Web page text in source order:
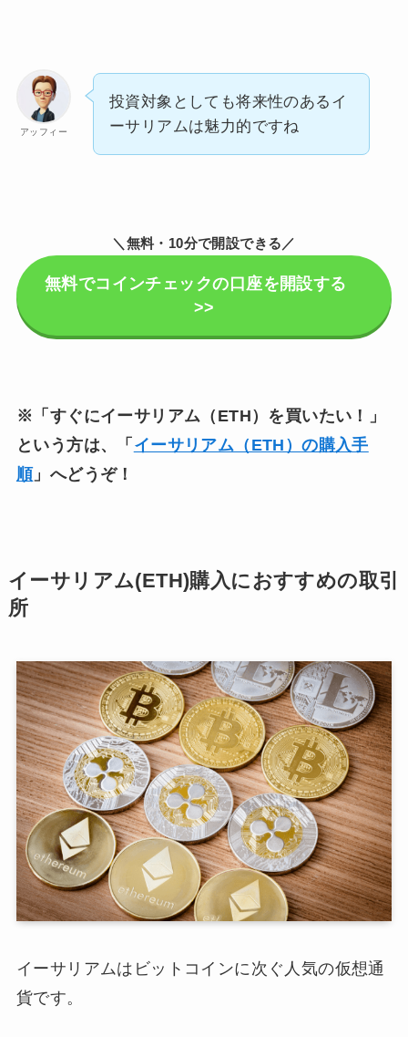
アッフィー
投資対象としても将来性のあるイ
ーサリアムは魅力的ですね
＼無料・10分で開設できる／
無料でコインチェックの口座を開設する
>>
※「すぐにイーサリアム（ETH）を買いたい！」
という方は、「 イーサリアム（ETH）の購入手
順」へどうぞ！
イーサリアム(ETH)購入におすすめの取引
所
イーサリアムはビットコインに次ぐ人気の仮想通
貨です。